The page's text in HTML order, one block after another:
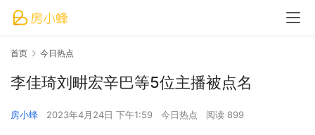
首页 今日热点
李佳琦刘畊宏辛巴等5位主播被点名
房小蜂 2023年4月24日 下午1:59 今日热点 阅读 899